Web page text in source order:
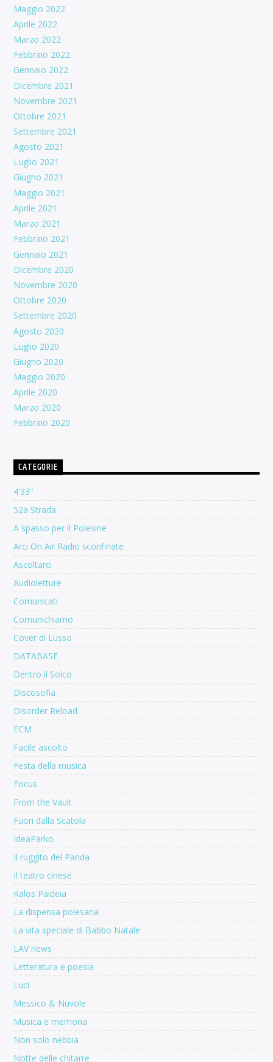
Maggio 2022
Aprile 2022
Marzo 2022
Febbraio 2022
Gennaio 2022
Dicembre 2021
Novembre 2021
Ottobre 2021
Settembre 2021
Agosto 2021
Luglio 2021
Giugno 2021
Maggio 2021
Aprile 2021
Marzo 2021
Febbraio 2021
Gennaio 2021
Dicembre 2020
Novembre 2020
Ottobre 2020
Settembre 2020
Agosto 2020
Luglio 2020
Giugno 2020
Maggio 2020
Aprile 2020
Marzo 2020
Febbraio 2020
CATEGORIE
4'33''
52a Strada
A spasso per il Polesine
Arci On Air Radio sconfinate
Ascoltarci
Audioletture
Comunicati
Comunichiamo
Cover di Lusso
DATABASE
Dentro il Solco
Discosofia
Disorder Reload
ECM
Facile ascolto
Festa della musica
Focus
From the Vault
Fuori dalla Scatola
IdeaParko
Il ruggito del Panda
Il teatro cinese
Kalos Paideia
La dispensa polesana
La vita speciale di Babbo Natale
LAV news
Letteratura e poesia
Luci
Messico & Nuvole
Musica e memoria
Non solo nebbia
Notte delle chitarre